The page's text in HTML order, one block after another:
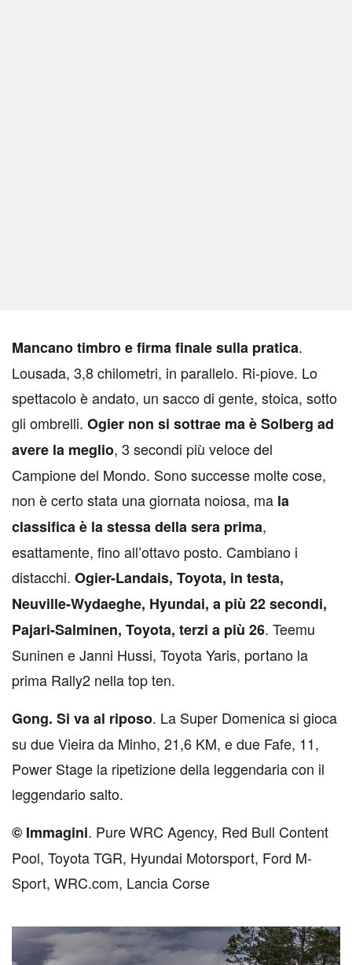
Mancano timbro e firma finale sulla pratica.
Lousada, 3,8 chilometri, in parallelo. Ri-piove. Lo
spettacolo è andato, un sacco di gente, stoica, sotto
gli ombrelli. Ogier non si sottrae ma è Solberg ad
avere la meglio, 3 secondi più veloce del
Campione del Mondo. Sono successe molte cose,
non è certo stata una giornata noiosa, ma la
classifica è la stessa della sera prima,
esattamente, fino all’ottavo posto. Cambiano i
distacchi. Ogier-Landais, Toyota, in testa,
Neuville-Wydaeghe, Hyundai, a più 22 secondi,
Pajari-Salminen, Toyota, terzi a più 26. Teemu
Suninen e Janni Hussi, Toyota Yaris, portano la
prima Rally2 nella top ten.
Gong. Si va al riposo. La Super Domenica si gioca
su due Vieira da Minho, 21,6 KM, e due Fafe, 11,
Power Stage la ripetizione della leggendaria con il
leggendario salto.
© Immagini. Pure WRC Agency, Red Bull Content
Pool, Toyota TGR, Hyundai Motorsport, Ford M-
Sport, WRC.com, Lancia Corse